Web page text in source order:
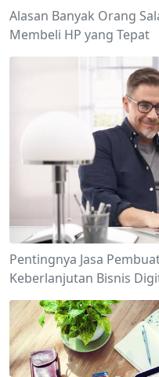
Alasan Banyak Orang
Membeli HP yang Tepat
Pentingnya Jasa
Keberlanjutan Bisnis